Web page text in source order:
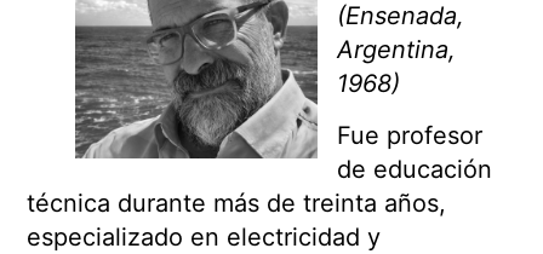
(Ensenada,
Argentina,
1968)
Fue profesor
de educación
técnica durante más de treinta años,
especializado en electricidad y